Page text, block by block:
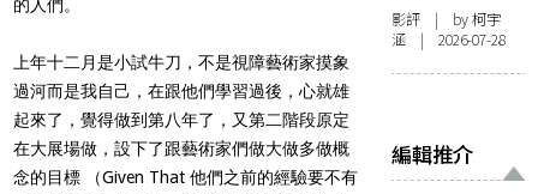
的人們。
上年十二月是小試牛刀，不是視障藝術家摸象
過河而是我自己，在跟他們學習過後，心就雄
起來了，覺得做到第八年了，又第二階段原定
在大展場做，設下了跟藝術家們做大做多做概
念的目標 （Given That 他們之前的經驗要不有
影評 | by 柯宇
涵 | 2026-07-28
編輯推介